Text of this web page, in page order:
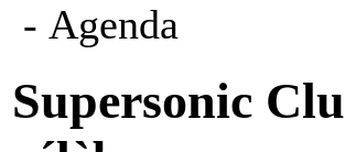
- Agenda
Supersonic